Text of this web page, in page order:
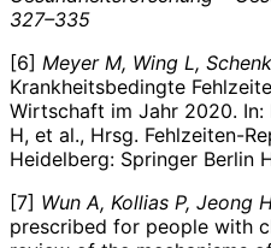
327–335
[6] Meyer M, Wing L,
Krankheitsbedingte
Wirtschaft im Jahr 2020. In:
H, et al., Hrsg. Fehlzeiten-
Heidelberg: Springer Berlin
[7] Wun A, Kollias P, Jeong
prescribed for people with